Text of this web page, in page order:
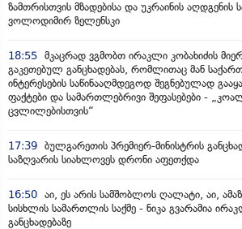
ზამთრისთვის მზადებისა და უკრაინის აღდგენის
ვოლოდიმირ ზელენსკი
18:55 მკაცრად ვგმობთ ირაკლი კობახიძის
გაკეთებულ განცხადებას, რომლითაც მან
ინტერესების საწინააღმდეგოდ შეგნებულად
ფაქტები და სამართლებრივი შეფასებები -
ცვლილებისთვის“
17:39 ბულგარეთის პრემიერ-მინისტრის
საზღვარის სიახლოვეს დრონი აფეთქდა
16:50 აი, ეს არის სამშობლოს ღალატი, აი,
სისხლის სამართლის საქმე - ნიკა გვარამია
განცხადებაზე